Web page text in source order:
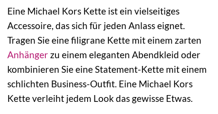
Eine Michael Kors Kette ist ein vielseitiges
Accessoire, das sich für jeden Anlass eignet.
Tragen Sie eine filigrane Kette mit einem zarten
Anhänger zu einem eleganten Abendkleid oder
kombinieren Sie eine Statement-Kette mit einem
schlichten Business-Outfit. Eine Michael Kors
Kette verleiht jedem Look das gewisse Etwas.